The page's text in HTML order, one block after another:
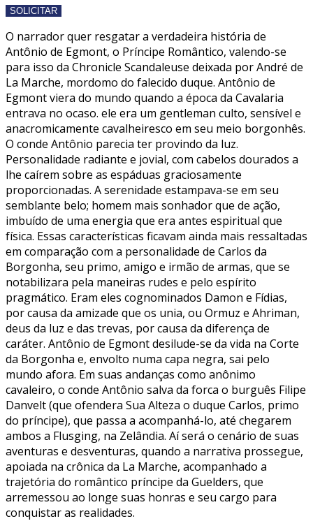
O narrador quer resgatar a verdadeira história de
Antônio de Egmont, o Príncipe Romântico, valendo-se
para isso da Chronicle Scandaleuse deixada por André de
La Marche, mordomo do falecido duque. Antônio de
Egmont viera do mundo quando a época da Cavalaria
entrava no ocaso. ele era um gentleman culto, sensível e
anacromicamente cavalheiresco em seu meio borgonhês.
O conde Antônio parecia ter provindo da luz.
Personalidade radiante e jovial, com cabelos dourados a
lhe caírem sobre as espáduas graciosamente
proporcionadas. A serenidade estampava-se em seu
semblante belo; homem mais sonhador que de ação,
imbuído de uma energia que era antes espiritual que
física. Essas características ficavam ainda mais ressaltadas
em comparação com a personalidade de Carlos da
Borgonha, seu primo, amigo e irmão de armas, que se
notabilizara pela maneiras rudes e pelo espírito
pragmático. Eram eles cognominados Damon e Fídias,
por causa da amizade que os unia, ou Ormuz e Ahriman,
deus da luz e das trevas, por causa da diferença de
caráter. Antônio de Egmont desilude-se da vida na Corte
da Borgonha e, envolto numa capa negra, sai pelo
mundo afora. Em suas andanças como anônimo
cavaleiro, o conde Antônio salva da forca o burguês Filipe
Danvelt (que ofendera Sua Alteza o duque Carlos, primo
do príncipe), que passa a acompanhá-lo, até chegarem
ambos a Flusging, na Zelândia. Aí será o cenário de suas
aventuras e desventuras, quando a narrativa prossegue,
apoiada na crônica da La Marche, acompanhado a
trajetória do romântico príncipe da Guelders, que
arremessou ao longe suas honras e seu cargo para
conquistar as realidades.